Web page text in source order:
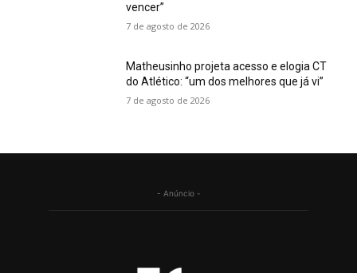
vencer”
7 de agosto de 2026
Matheusinho projeta acesso e elogia CT
do Atlético: “um dos melhores que já vi”
7 de agosto de 2026
- Anúncio -